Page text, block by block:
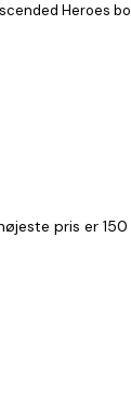
Heroes
pris er